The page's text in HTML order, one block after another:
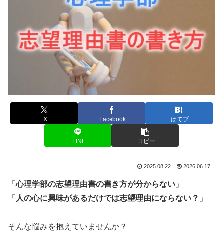
X Facebook はてブ
LINE コピー
2025.08.22 2026.06.17
「心理学部の志望理由書の書き方が分からない 」
「 人の心に興味があるだけでは志望理由にならない？ 」
そんな悩みを抱えていませんか？